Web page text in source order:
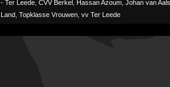
- Ter Leede CVV Berkel Hassan Azoum Johan van
Land Topklasse Vrouwen vv Ter Leede